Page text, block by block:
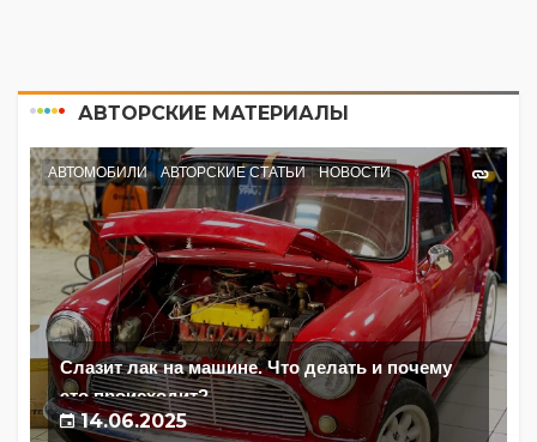
АВТОРСКИЕ МАТЕРИАЛЫ
АВТОМОБИЛИ АВТОРСКИЕ СТАТЬИ НОВОСТИ
Слазит лак на машине. Что делать и почему
это происходит?
14.06.2025